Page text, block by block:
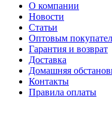
О компании
Новости
Статьи
Оптовым
Гарантия и возврат
Доставка
Домашняя
Контакты
Правила оплаты